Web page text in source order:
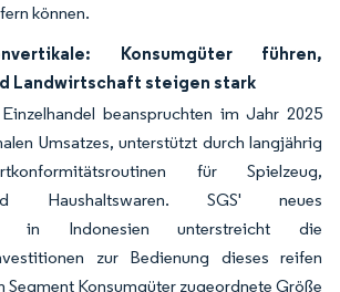
können.
Konsumgüter führen,
Landwirtschaft steigen stark
beanspruchten im Jahr 2025
Umsatzes, unterstützt durch langjährig
für Spielzeug,
Haushaltswaren. SGS' neues
in Indonesien unterstreicht die
zur Bedienung dieses reifen
Segment Konsumgüter zugeordnete Größe